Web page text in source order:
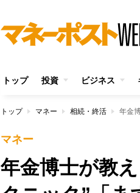
トップ 投資 ビジネス
トップ マネー 相続・終活
マネー
年金博士が教